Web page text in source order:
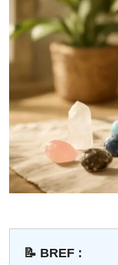
📝 BREF :